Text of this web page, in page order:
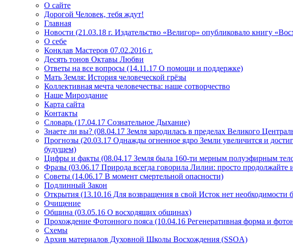
О сайте
Дорогой Человек, тебя ждут!
Главная
Новости (21.03.18 г. Издательство «Велигор» опубликовало книгу
О себе
Конклав Мастеров 07.02.2016 г.
Десять тонов Октавы Любви
Ответы на все вопросы (14.11.17 О помощи и поддержке)
Мать Земля: История человеческой грёзы
Коллективная мечта человечества: наше сотворчество
Наше Мироздание
Карта сайта
Контакты
Словарь (17.04.17 Сознательное Дыхание)
Знаете ли вы? (08.04.17 Земля зародилась в пределах Великого
Прогнозы (20.03.17 Однажды огненное ядро Земли увеличится и
будущем)
Цифры и факты (08.04.17 Земля была 160-ти мерным полуэфирным
Фразы (03.06.17 Природа всегда говорила Лилии: просто продолжайте
Советы (14.06.17 В момент смертельной опасности)
Подлинный Закон
Открытия (13.10.16 Для возвращения в свой Исток нет необходимости
Очищение
Община (03.05.16 О восходящих общинах)
Прохождение Фотонного пояса (10.04.16 Регенеративная форма и
Схемы
Архив материалов Духовной Школы Восхождения (SSOA)